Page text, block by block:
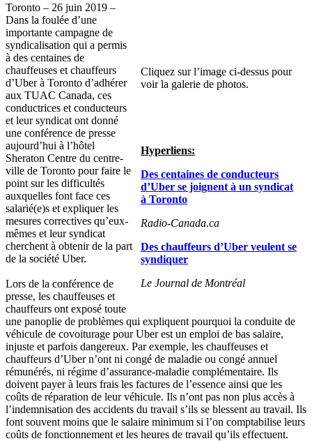
Cliquez sur l’image ci-dessus pour
voir la galerie de photos.
Hyperliens:
Des centaines de conducteurs
d’Uber se joignent à un syndicat
à Toronto
Radio-Canada.ca
Des chauffeurs d’Uber veulent se
syndiquer
Le Journal de Montréal
Toronto – 26 juin 2019 –
Dans la foulée d’une
importante campagne de
syndicalisation qui a permis
à des centaines de
chauffeuses et chauffeurs
d’Uber à Toronto d’adhérer
aux TUAC Canada, ces
conductrices et conducteurs
et leur syndicat ont donné
une conférence de presse
aujourd’hui à l’hôtel
Sheraton Centre du centre-
ville de Toronto pour faire le
point sur les difficultés
auxquelles font face ces
salarié(e)s et expliquer les
mesures correctives qu’eux-
mêmes et leur syndicat
cherchent à obtenir de la part
de la société Uber.
Lors de la conférence de
presse, les chauffeuses et
chauffeurs ont exposé toute
une panoplie de problèmes qui expliquent pourquoi la conduite de
véhicule de covoiturage pour Uber est un emploi de bas salaire,
injuste et parfois dangereux. Par exemple, les chauffeuses et
chauffeurs d’Uber n’ont ni congé de maladie ou congé annuel
rémunérés, ni régime d’assurance-maladie complémentaire. Ils
doivent payer à leurs frais les factures de l’essence ainsi que les
coûts de réparation de leur véhicule. Ils n’ont pas non plus accès à
l’indemnisation des accidents du travail s’ils se blessent au travail. Ils
font souvent moins que le salaire minimum si l’on comptabilise leurs
coûts de fonctionnement et les heures de travail qu’ils effectuent.